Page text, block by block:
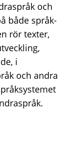
och
både språk-
rör texter,
i
och andra